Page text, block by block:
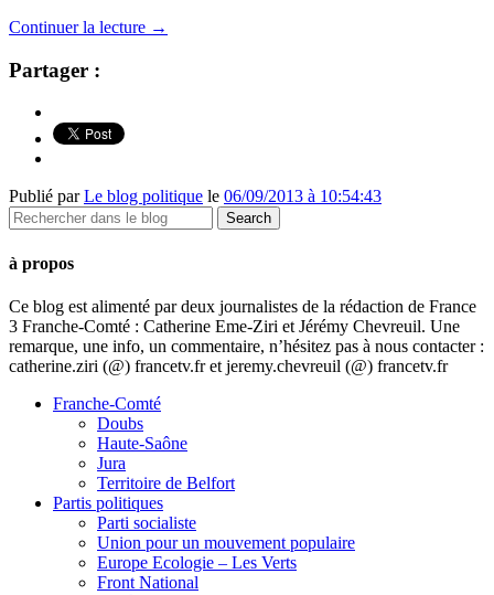
Continuer la lecture →
Partager :
Publié parLe blog politique le 06/09/2013 à 10:54:43
à propos
Ce blog est alimenté par deux journalistes de la rédaction de France
3 Franche-Comté : Catherine Eme-Ziri et Jérémy Chevreuil. Une
remarque, une info, un commentaire, n’hésitez pas à nous contacter :
catherine.ziri (@) francetv.fr et jeremy.chevreuil (@) francetv.fr
Franche-Comté
Doubs
Haute-Saône
Jura
Territoire de Belfort
Partis politiques
Parti socialiste
Union pour un mouvement populaire
Europe Ecologie – Les Verts
Front National